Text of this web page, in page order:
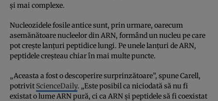
și mai complexe.
Nucleozidele fosile antice sunt, prin urmare, oarecum
asemănătoare nucleelor din ARN, formând un nucleu pe care
pot crește lanțuri peptidice lungi. Pe unele lanțuri de ARN,
peptidele creșteau chiar în mai multe puncte.
„Aceasta a fost o descoperire surprinzătoare”, spune Carell,
potrivit ScienceDaily. „Este posibil ca niciodată să nu fi
existat o lume ARN pură, ci ca ARN și peptidele să fi coexistat